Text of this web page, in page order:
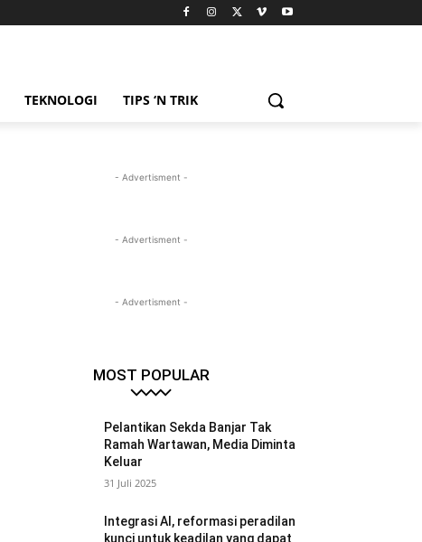
TEKNOLOGI TIPS ‘N TRIK
- Advertisment -
- Advertisment -
- Advertisment -
MOST POPULAR
Pelantikan Sekda Banjar Tak
Ramah Wartawan, Media Diminta
Keluar
31 Juli 2025
Integrasi AI, reformasi peradilan
kunci untuk keadilan yang dapat